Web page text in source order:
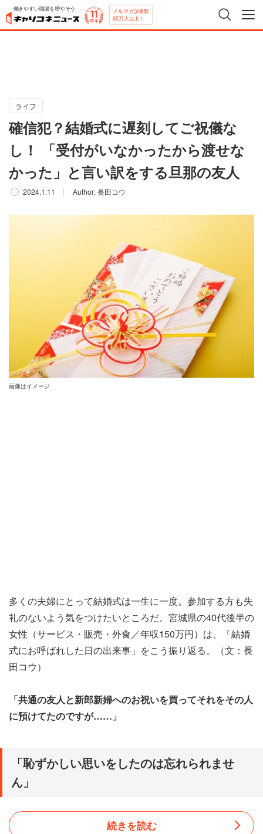
働きやすい職場を増やそう メルマガ読者数
65万人以上！
ライフ
確信犯？結婚式に遅刻してご祝儀な
し！ 「受付がいなかったから渡せな
かった」と言い訳をする旦那の友人
2024.1.11 Author:長田コウ
画像はイメージ
多くの夫婦にとって結婚式は一生に一度。参加する方も失
礼のないよう気をつけたいところだ。宮城県の40代後半の
女性（サービス・販売・外食／年収150万円）は、「結婚
式にお呼ばれした日の出来事」をこう振り返る。（文：長
田コウ）
「共通の友人と新郎新婦へのお祝いを買ってそれをその人
に預けてたのですが……」
「恥ずかしい思いをしたのは忘れられませ
ん」
続きを読む